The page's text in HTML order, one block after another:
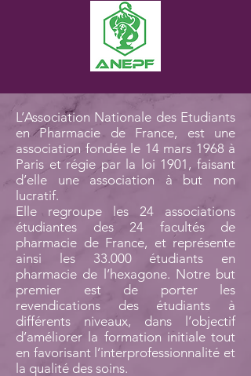
L’Association Nationale des Etudiants
en Pharmacie de France, est une
association fondée le 14 mars 1968 à
Paris et régie par la loi 1901, faisant
d’elle une association à but non
lucratif.
Elle regroupe les 24 associations
étudiantes des 24 facultés de
pharmacie de France, et représente
ainsi les 33.000 étudiants en
pharmacie de l’hexagone. Notre but
premier est de porter les
revendications des étudiants à
différents niveaux, dans l’objectif
d’améliorer la formation initiale tout
en favorisant l’interprofessionnalité et
la qualité des soins.